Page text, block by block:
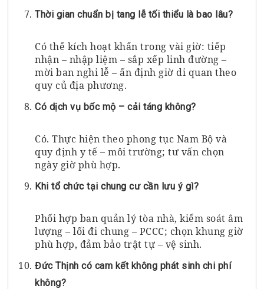
Thời gian chuẩn bị tang lễ tối thiểu là bao lâu?
Có thể kích hoạt khẩn trong vài giờ: tiếp
nhận – nhập liệm – sắp xếp linh đường –
mời ban nghi lễ – ấn định giờ di quan theo
quy củ địa phương.
Có dịch vụ bốc mộ – cải táng không?
Có. Thực hiện theo phong tục Nam Bộ và
quy định y tế – môi trường; tư vấn chọn
ngày giờ phù hợp.
Khi tổ chức tại chung cư cần lưu ý gì?
Phối hợp ban quản lý tòa nhà, kiểm soát âm
lượng – lối đi chung – PCCC; chọn khung giờ
phù hợp, đảm bảo trật tự – vệ sinh.
Đức Thịnh có cam kết không phát sinh chi phí
không?